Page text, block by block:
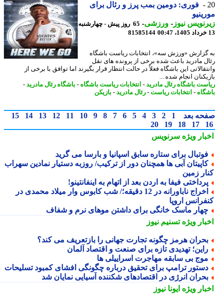
فوری: دومین بمب پرز و رئال برای
نیوز-ورزشی-
65 روز پیش - چهارشنبه
81585144
«ورزش سه»، انتخابات ریاست باشگاه
مادرید باعث شده برخی از پرونده های نقل
این باشگاه فعلاً در حالت انتظار قرار بگیرند اما توافق با برخی از
انجام شده ...
باشگاه رئال مادرید- انتخابات ریاست باشگاه-باشگاه رئال مادرید-
-انتخابات ریاست-رئال مادرید- بازیکن
بعد 1
2
3
4
5
6
7
8
9
10
11
12
13
14
15
17
18
19
20
ویژهسرنویس
برای ستاره سابق اسپانیا و بارسا می گرید
آبی ها همچنان دور از ترکیب/ روزبه دستیار نمادین سهراب
زمین
فیفا به اردن بعد از اتهام به اینفانتینو!
اخراج ناباورانه در 12 دقیقه؛/ شب کابوس وار میلاد محمدی در
اروپا
ماسک خانگی برای داشتن موهای نرم و شفاف
ویژهتسنیم نیوز
هرمز چگونه تجارت جهانی را بازتعریف می کند؟
تهدیدی تازه برای صنعت و اقتصاد آلمان
بی سابقه مهاجرت اسراییلی ها
ترامپ برای تحقیق درباره چگونگی افشای کمبود تسلیحات
انرژی در اقتصادهای شکننده آسیایی نمایان شد
ویژهایونا نیوز